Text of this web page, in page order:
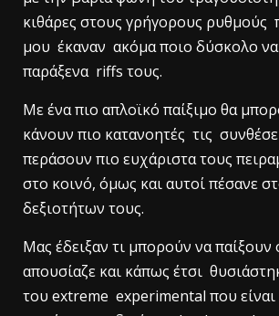
κιθάρες στους γρήγορους ρυθμούς
μου έκαναν ακόμα ποιο δύσκολο
παράξενα riffs τους.
Με ένα πιο απλοϊκό παίξιμο θα
κάνουν πιο κατανοητές τις
περάσουν πιο ευχάριστα τους
στο κοινό, όμως και αυτοί πέσανε
δεξιοτήτων τους.
Μας έδειξαν τι μπορούν να
απουσίαζε και κάπως έτσι
του extreme experimental που είναι